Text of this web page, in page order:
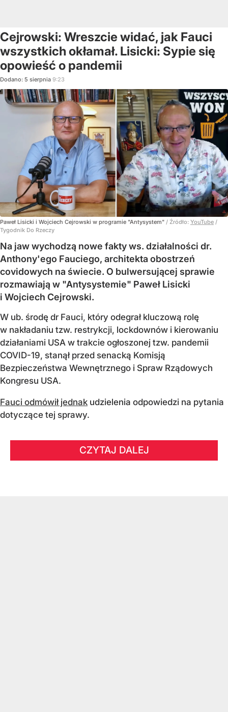
Cejrowski: Wreszcie widać, jak Fauci
wszystkich okłamał. Lisicki: Sypie się
opowieść o pandemii
Dodano: 5 sierpnia 9:23
Paweł Lisicki i Wojciech Cejrowski w programie "Antysystem" / Źródło: YouTube /
Tygodnik Do Rzeczy
Na jaw wychodzą nowe fakty ws. działalności dr.
Anthony'ego Fauciego, architekta obostrzeń
covidowych na świecie. O bulwersującej sprawie
rozmawiają w "Antysystemie" Paweł Lisicki
i Wojciech Cejrowski.
W ub. środę dr Fauci, który odegrał kluczową rolę
w nakładaniu tzw. restrykcji, lockdownów i kierowaniu
działaniami USA w trakcie ogłoszonej tzw. pandemii
COVID-19, stanął przed senacką Komisją
Bezpieczeństwa Wewnętrznego i Spraw Rządowych
Kongresu USA.
Fauci odmówił jednak udzielenia odpowiedzi na pytania
dotyczące tej sprawy.
CZYTAJ DALEJ